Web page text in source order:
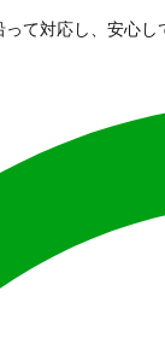
て対応し、安心